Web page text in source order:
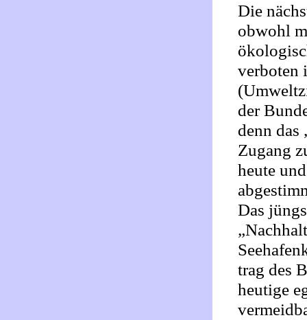
Die
obwohl
verboten
der
denn das
Zugang
heute
Das
trag des
heutige